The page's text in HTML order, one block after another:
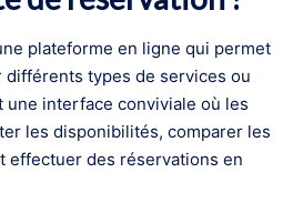
plateforme en ligne qui permet
types de services ou
une interface conviviale où les
les disponibilités, comparer les
effectuer des réservations en